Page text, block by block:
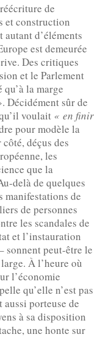
de
et construction
d’éléments
est demeurée
Des critiques
et le Parlement
la marge
Décidément sûr de
voulait « en finir
pour modèle la
déçus des
les
que la
delà de quelques
manifestations de
de personnes
les scandales de
et l’instauration
sonnent peut-être le
À l’heure où
l’économie
qu’elle n’est pas
aussi porteuse de
à sa disposition
une honte sur